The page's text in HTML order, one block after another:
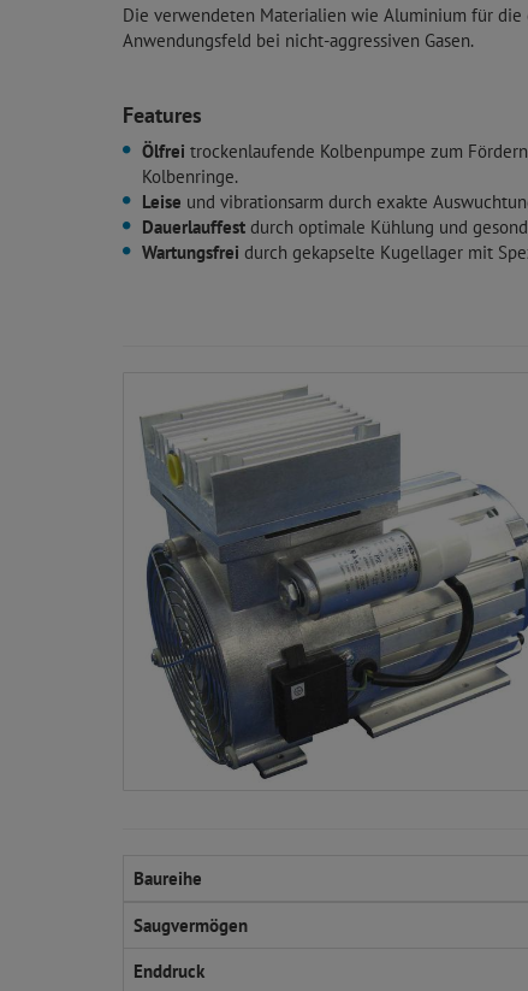
Die verwendeten Materialien wie Aluminium für die
Anwendungsfeld bei nicht-aggressiven Gasen.
Features
Ölfrei trockenlaufende Kolbenpumpe zum
Kolbenringe.
Leise und vibrationsarm durch exakte
Dauerlauffest durch optimale Kühlung und
Wartungsfrei durch gekapselte Kugellager mit
Baureihe
Saugvermögen
Enddruck